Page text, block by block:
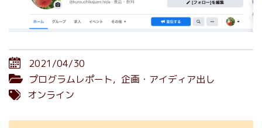
2021/04/30
プログラムレポート, 企画・アイディア出し
オンライン